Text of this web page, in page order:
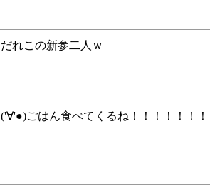
だれこの新参二人ｗ
('∀'●)ごはん食べてくるね！！！！！！